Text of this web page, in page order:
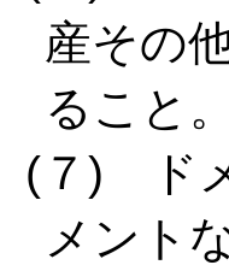
産その
ること。
(７) ド
メント